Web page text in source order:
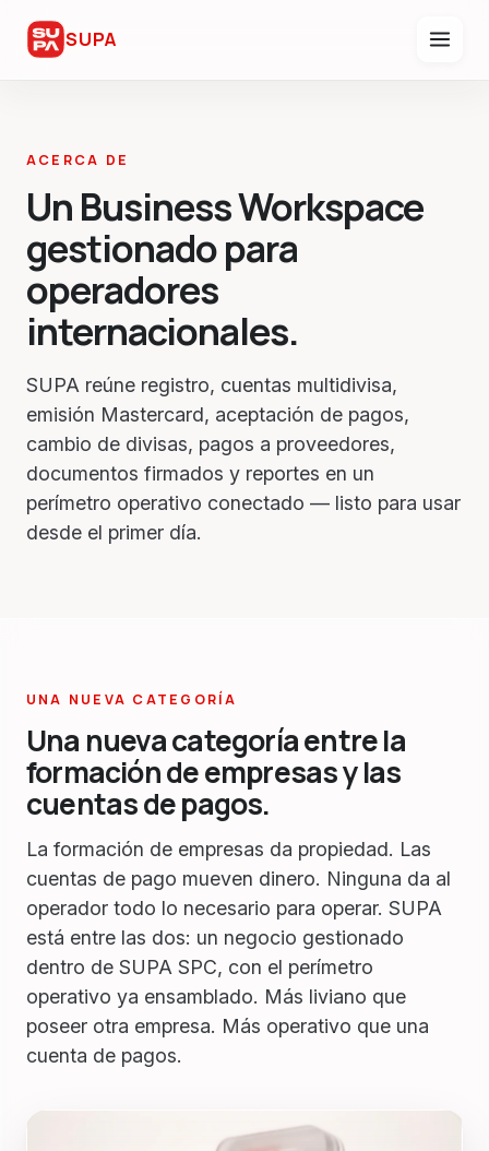
SUPA
ACERCA DE
Un Business Workspace
gestionado para
operadores
internacionales.
SUPA reúne registro, cuentas multidivisa,
emisión Mastercard, aceptación de pagos,
cambio de divisas, pagos a proveedores,
documentos firmados y reportes en un
perímetro operativo conectado — listo para usar
desde el primer día.
UNA NUEVA CATEGORÍA
Una nueva categoría entre la
formación de empresas y las
cuentas de pagos.
La formación de empresas da propiedad. Las
cuentas de pago mueven dinero. Ninguna da al
operador todo lo necesario para operar. SUPA
está entre las dos: un negocio gestionado
dentro de SUPA SPC, con el perímetro
operativo ya ensamblado. Más liviano que
poseer otra empresa. Más operativo que una
cuenta de pagos.